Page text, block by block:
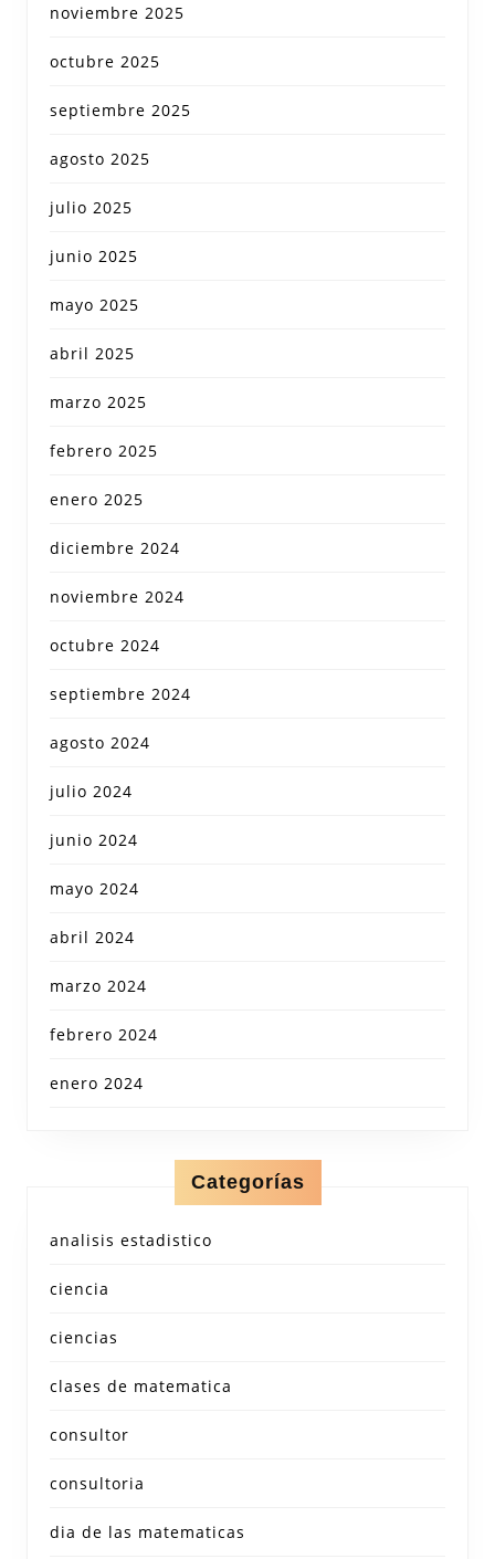
noviembre 2025
octubre 2025
septiembre 2025
agosto 2025
julio 2025
junio 2025
mayo 2025
abril 2025
marzo 2025
febrero 2025
enero 2025
diciembre 2024
noviembre 2024
octubre 2024
septiembre 2024
agosto 2024
julio 2024
junio 2024
mayo 2024
abril 2024
marzo 2024
febrero 2024
enero 2024
Categorías
analisis estadistico
ciencia
ciencias
clases de matematica
consultor
consultoria
dia de las matematicas